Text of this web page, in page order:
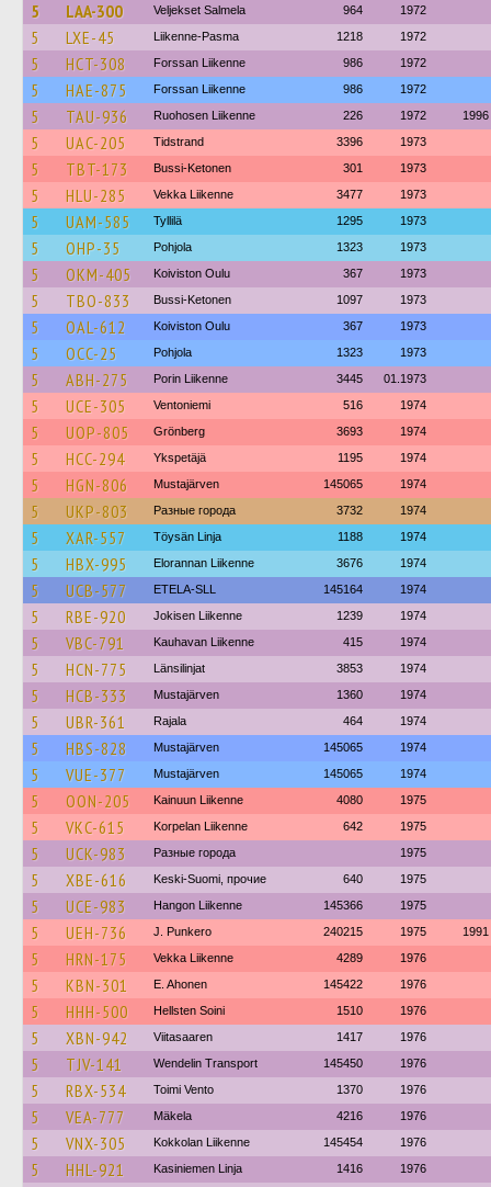
5 LAA-300 Veljekset Salmela 964 1972
5 LXE-45 Liikenne-Pasma 1218 1972
5 HCT-308 Forssan Liikenne 986 1972
5 HAE-875 Forssan Liikenne 986 1972
5 TAU-936 Ruohosen Liikenne 226 1972 1996
5 UAC-205 Tidstrand 3396 1973
5 TBT-173 Bussi-Ketonen 301 1973
5 HLU-285 Vekka Liikenne 3477 1973
5 UAM-585 Tyllilä 1295 1973
5 OHP-35 Pohjola 1323 1973
5 OKM-405 Koiviston Oulu 367 1973
5 TBO-833 Bussi-Ketonen 1097 1973
5 OAL-612 Koiviston Oulu 367 1973
5 OCC-25 Pohjola 1323 1973
5 ABH-275 Porin Liikenne 3445 01.1973
5 UCE-305 Ventoniemi 516 1974
5 UOP-805 Grönberg 3693 1974
5 HCC-294 Ykspetäjä 1195 1974
5 HGN-806 Mustajärven 145065 1974
5 UKP-803 Разные города 3732 1974
5 XAR-557 Töysän Linja 1188 1974
5 HBX-995 Elorannan Liikenne 3676 1974
5 UCB-577 ETELA-SLL 145164 1974
5 RBE-920 Jokisen Liikenne 1239 1974
5 VBC-791 Kauhavan Liikenne 415 1974
5 HCN-775 Länsilinjat 3853 1974
5 HCB-333 Mustajärven 1360 1974
5 UBR-361 Rajala 464 1974
5 HBS-828 Mustajärven 145065 1974
5 VUE-377 Mustajärven 145065 1974
5 OON-205 Kainuun Liikenne 4080 1975
5 VKC-615 Korpelan Liikenne 642 1975
5 UCK-983 Разные города 1975
5 XBE-616 Keski-Suomi, прочие 640 1975
5 UCE-983 Hangon Liikenne 145366 1975
5 UEH-736 J. Punkero 240215 1975 1991
5 HRN-175 Vekka Liikenne 4289 1976
5 KBN-301 E. Ahonen 145422 1976
5 HHH-500 Hellsten Soini 1510 1976
5 XBN-942 Viitasaaren 1417 1976
5 TJV-141 Wendelin Transport 145450 1976
5 RBX-534 Toimi Vento 1370 1976
5 VEA-777 Mäkela 4216 1976
5 VNX-305 Kokkolan Liikenne 145454 1976
5 HHL-921 Kasiniemen Linja 1416 1976